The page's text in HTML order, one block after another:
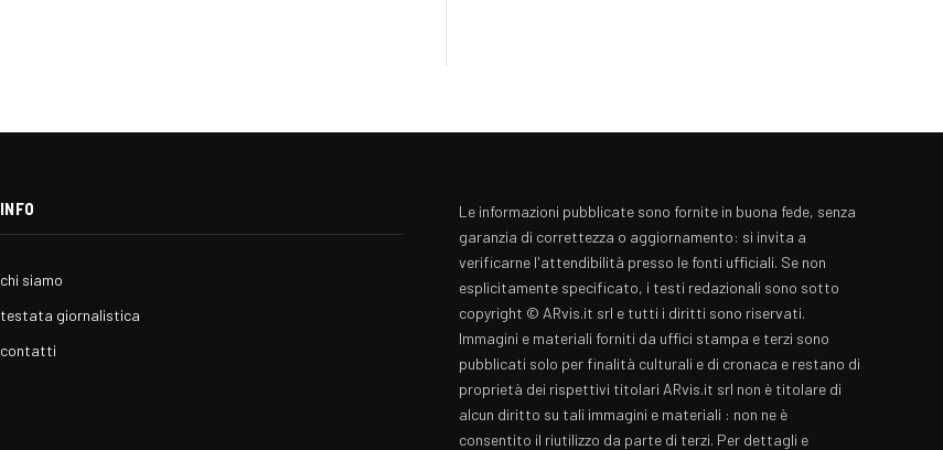
INFO
chi siamo
testata giornalistica
contatti
Le informazioni pubblicate sono fornite in buona fede, senza
garanzia di correttezza o aggiornamento: si invita a
verificarne l'attendibilità presso le fonti ufficiali. Se non
esplicitamente specificato, i testi redazionali sono sotto
copyright © ARvis.it srl e tutti i diritti sono riservati.
Immagini e materiali forniti da uffici stampa e terzi sono
pubblicati solo per finalità culturali e di cronaca e restano di
proprietà dei rispettivi titolari ARvis.it srl non è titolare di
alcun diritto su tali immagini e materiali : non ne è
consentito il riutilizzo da parte di terzi. Per dettagli e